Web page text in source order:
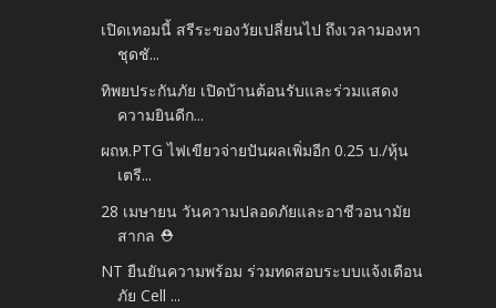
เปิดเทอมนี้ สรีระของวัยเปลี่ยนไป ถึงเวลามองหา
ชุดชั...
ทิพยประกันภัย เปิดบ้านต้อนรับและร่วมแสดง
ความยินดีก...
ผถห.PTG ไฟเขียวจ่ายปันผลเพิ่มอีก 0.25 บ./หุ้น
เตรี...
28 เมษายน วันความปลอดภัยและอาชีวอนามัย
สากล ⛑️
NT ยืนยันความพร้อม ร่วมทดสอบระบบแจ้งเตือน
ภัย Cell ...